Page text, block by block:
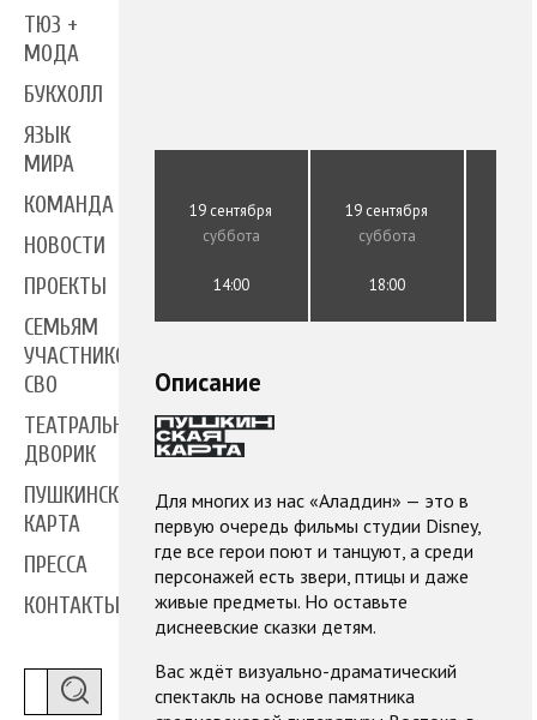
ТЮЗ +
МОДА
БУКХОЛЛ
ЯЗЫК
МИРА
КОМАНДА
НОВОСТИ
ПРОЕКТЫ
СЕМЬЯМ
УЧАСТНИКОВ
СВО
ТЕАТРАЛЬНЫЙ
ДВОРИК
ПУШКИНСКАЯ
КАРТА
ПРЕССА
КОНТАКТЫ
19 сентября
суббота
14:00
19 сентября
суббота
18:00
Описание
Для многих из нас «Аладдин» — это в
первую очередь фильмы студии Disney,
где все герои поют и танцуют, а среди
персонажей есть звери, птицы и даже
живые предметы. Но оставьте
диснеевские сказки детям.
Вас ждёт визуально-драматический
спектакль на основе памятника